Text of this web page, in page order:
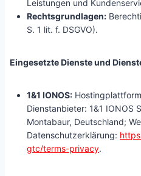
Leistungen und
Rechtsgrundlagen:
S. 1 lit. f. DSGVO).
Eingesetzte Dienste und
1&1 IONOS:
Dienstanbieter: 1&1 IONOS
Montabaur, Deutschland;
Datenschutzerklärung:
gtc/terms-privacy.